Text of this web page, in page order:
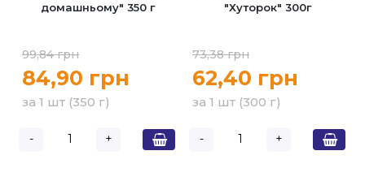
домашньому" 350 г
99,84 грн
84,90 грн
за 1 шт (350 г)
- +
"Хуторок" 300г
73,38 грн
62,40 грн
за 1 шт (300 г)
- +